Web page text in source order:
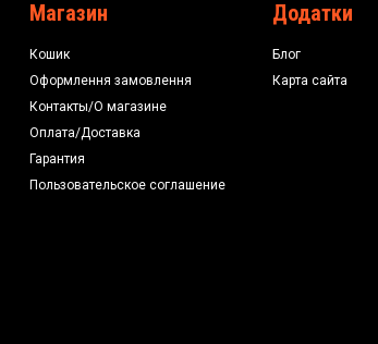
Магазин
Кошик
Оформлення замовлення
Контакты/О магазине
Оплата/Доставка
Гарантия
Пользовательское соглашение
Додатки
Блог
Карта сайта